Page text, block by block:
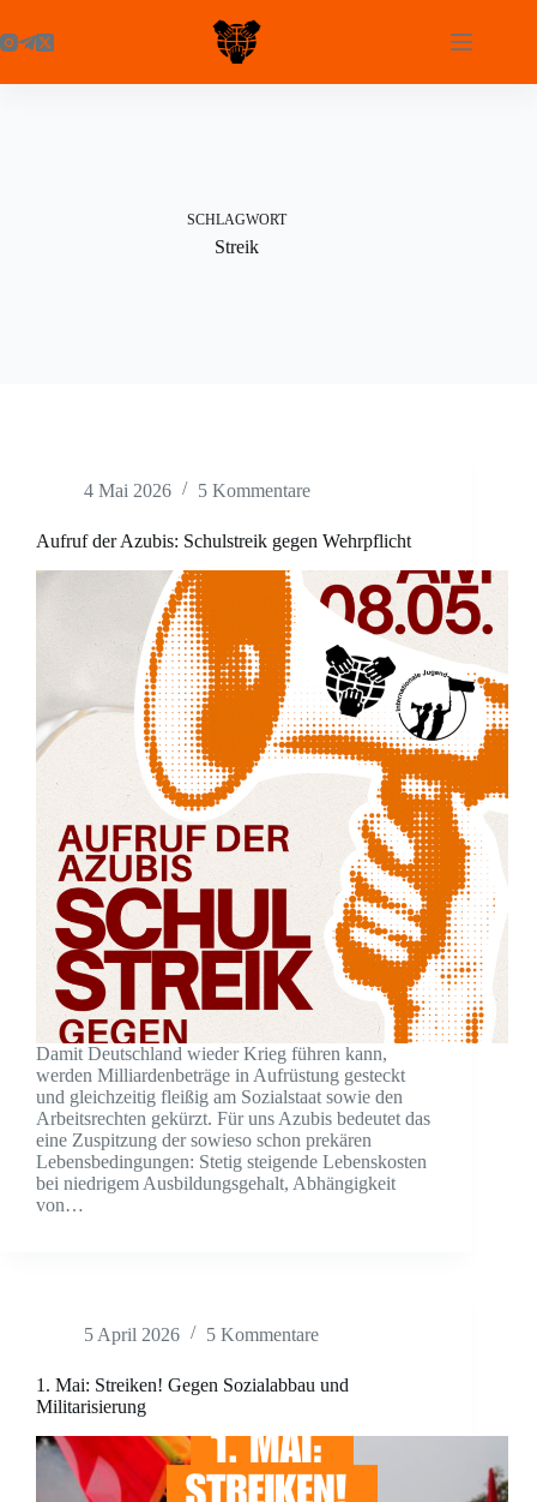
Inhalt
springen
SCHLAGWORT
Streik
4 Mai 2026 5 Kommentare
Aufruf der Azubis: Schulstreik gegen Wehrpflicht
Damit Deutschland wieder Krieg führen kann,
werden Milliardenbeträge in Aufrüstung gesteckt
und gleichzeitig fleißig am Sozialstaat sowie den
Arbeitsrechten gekürzt. Für uns Azubis bedeutet das
eine Zuspitzung der sowieso schon prekären
Lebensbedingungen: Stetig steigende Lebenskosten
bei niedrigem Ausbildungsgehalt, Abhängigkeit
von…
5 April 2026 5 Kommentare
1. Mai: Streiken! Gegen Sozialabbau und
Militarisierung